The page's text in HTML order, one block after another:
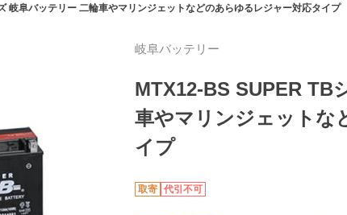
岐阜バッテリー 二輪車やマリンジェットなどのあらゆるレジャー対応タイプ
岐阜バッテリー
MTX12-BS SUPER TB
車やマリンジェットな
イプ
取寄 代引不可